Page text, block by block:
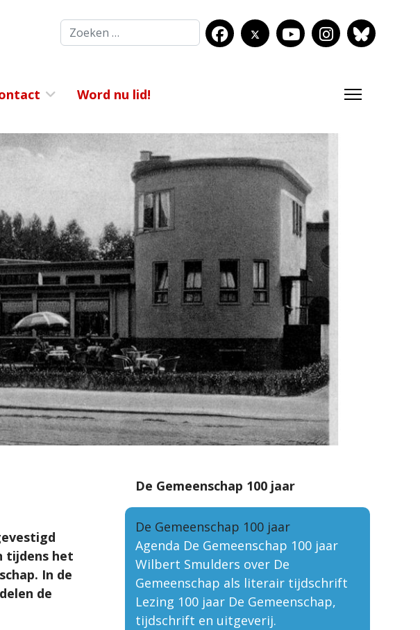
Zoeken
Word nu lid!
tijdens het
In de
de
De Gemeenschap 100 jaar
De Gemeenschap 100 jaar
Agenda De Gemeenschap 100 jaar
Wilbert Smulders over De
Gemeenschap als literair tijdschrift
Lezing 100 jaar De Gemeenschap,
tijdschrift en uitgeverij.